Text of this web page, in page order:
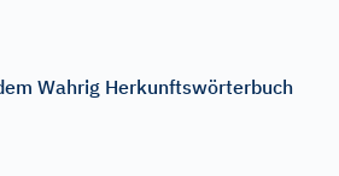
Wahrig Herkunftswörterbuch